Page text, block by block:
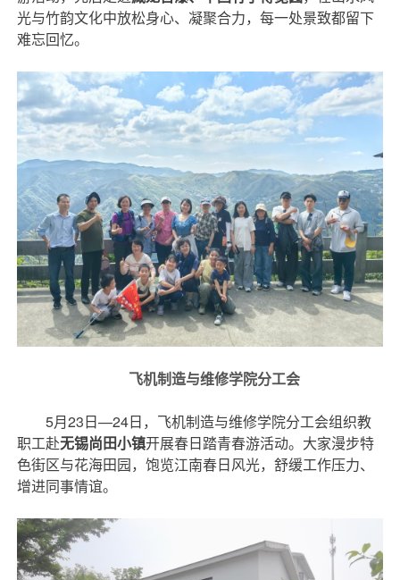
光与竹韵文化中放松身心、凝聚合力，每一处景致都留下
难忘回忆。
飞机制造与维修学院分工会
5月23日—24日，飞机制造与维修学院分工会组织教
职工赴无锡尚田小镇开展春日踏青春游活动。大家漫步特
色街区与花海田园，饱览江南春日风光，舒缓工作压力、
增进同事情谊。